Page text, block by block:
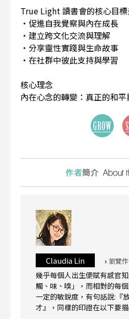
True Light 讀書會的核心目標
・促進自我覺察與內在成長
・建立跨文化交流與理解
・分享靈性實踐與生命故事
・在社群中彼此支持與學習
核心理念
內在心念的轉變：真正的和平
Claudia Lin 瀏覽
幾乎每個人出生便賦有感官
觸、味、嗅」，而相對的每
一定的敏銳度，有句話說:『
才』，同樣的印證在以下要